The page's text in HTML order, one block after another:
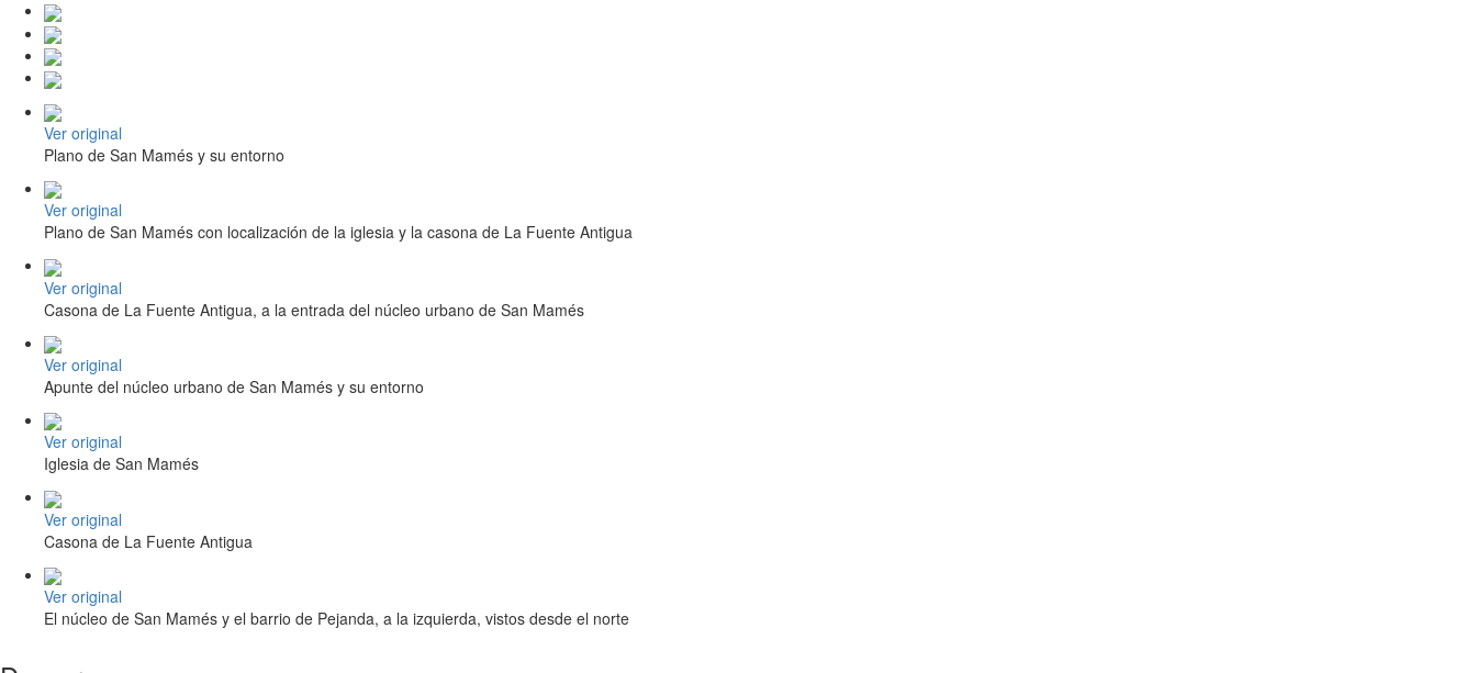
Ver original
Plano de San Mamés y su entorno
Ver original
Plano de San Mamés con localización de la iglesia y la casona de La Fuente Antigua
Ver original
Casona de La Fuente Antigua, a la entrada del núcleo urbano de San Mamés
Ver original
Apunte del núcleo urbano de San Mamés y su entorno
Ver original
Iglesia de San Mamés
Ver original
Casona de La Fuente Antigua
Ver original
El núcleo de San Mamés y el barrio de Pejanda, a la izquierda, vistos desde el norte